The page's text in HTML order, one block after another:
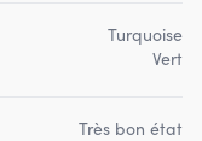
Turquoise
Vert
Très bon état